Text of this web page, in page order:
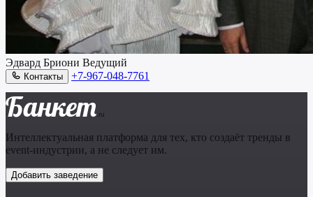
Эдвард Бриони Ведущий
Контакты +7-967-048-7761
Банкет .ru
Интеллектуальная платформа для тех, кто создаёт тренды в
event-индустрии, а не следует им.
Добавить заведение